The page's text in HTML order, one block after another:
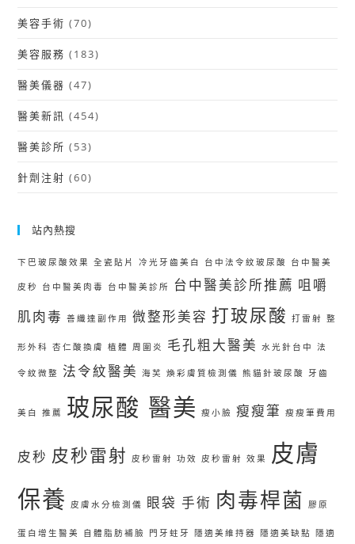
美容手術 (70)
美容服務 (183)
醫美儀器 (47)
醫美新訊 (454)
醫美診所 (53)
針劑注射 (60)
站內熱搜
下巴玻尿酸效果 全瓷貼片 冷光牙齒美白 台中法令紋玻尿酸 台中醫美
皮秒 台中醫美肉毒 台中醫美診所 台中醫美診所推薦 咀嚼
肌肉毒
善纖達副作用 微整形美容 打玻尿酸 打雷射 整
形外科 杏仁酸換膚 植體 周圍炎 毛孔粗大醫美 水光針台中 法
令紋微整 法令紋醫美 海芙 煥彩膚質檢測儀 熊貓針玻尿酸 牙齒
美白 推薦 玻尿酸 醫美 瘦小臉 瘦瘦筆 瘦瘦筆費用
皮秒 皮秒雷射 皮秒雷射 功效 皮秒雷射 效果
皮膚
保養
皮膚水分檢測儀 眼袋 手術 肉毒桿菌 膠原
蛋白增生醫美 自體脂肪補臉 門牙蛀牙 隱適美維持器 隱適美缺點 隱適